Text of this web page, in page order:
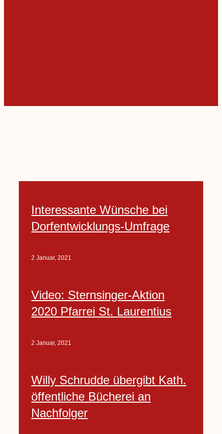
Interessante Wünsche bei
Dorfentwicklungs-Umfrage
2 Januar, 2021
Video: Sternsinger-Aktion
2020 Pfarrei St. Laurentius
2 Januar, 2021
Willy Schrudde übergibt Kath.
öffentliche Bücherei an
Nachfolger